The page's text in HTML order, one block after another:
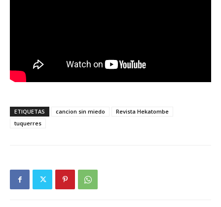
ETIQUETAS cancion sin miedo
Revista Hekatombe
tuquerres